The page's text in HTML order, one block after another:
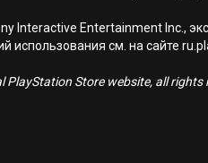
Interactive Entertainment Inc.,
использования см. на сайте
Store website, all rights